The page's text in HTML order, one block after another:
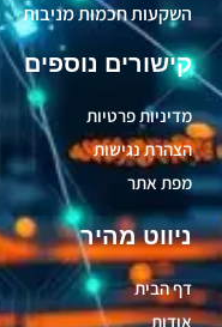
ניווט מהיר
דף הבית
אודות
קישורים נוספים
מדיניות פרטיות
הצהרת נגישות
מפת אתר
השקעות חכמות מניבות